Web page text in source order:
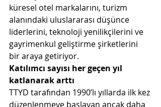
küresel otel markalarını, turizm
alanındaki uluslararası düşünce
liderlerini, teknoloji yenilikçilerini ve
gayrimenkul geliştirme şirketlerini
bir araya getiriyor.
Katılımcı sayısı her geçen yıl
katlanarak arttı
TTYD tarafından 1990’lı yıllarda ilk kez
düzenlenmeye başlayan ancak daha